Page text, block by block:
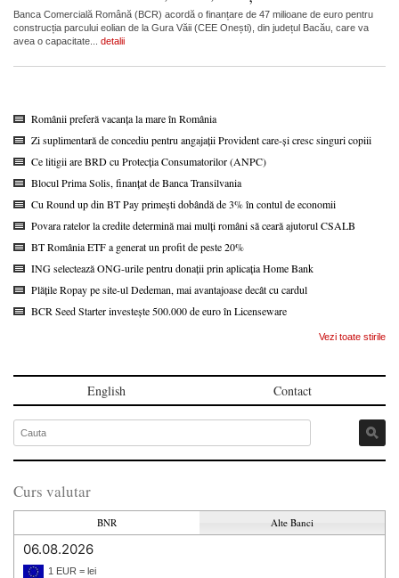
Banca Comercială Română (BCR) acordă o finanțare de 47 milioane de euro pentru
construcția parcului eolian de la Gura Văii (CEE Onești), din județul Bacău, care va
avea o capacitate... detalii
Românii preferă vacanța la mare în România
Zi suplimentară de concediu pentru angajații Provident care-și cresc singuri copiii
Ce litigii are BRD cu Protecția Consumatorilor (ANPC)
Blocul Prima Solis, finanțat de Banca Transilvania
Cu Round up din BT Pay primești dobândă de 3% în contul de economii
Povara ratelor la credite determină mai mulți români să ceară ajutorul CSALB
BT România ETF a generat un profit de peste 20%
ING selectează ONG-urile pentru donații prin aplicația Home Bank
Plățile Ropay pe site-ul Dedeman, mai avantajoase decât cu cardul
BCR Seed Starter investește 500.000 de euro în Licenseware
Vezi toate stirile
English Contact
Curs valutar
BNR Alte Banci
06.08.2026
1 EUR = lei